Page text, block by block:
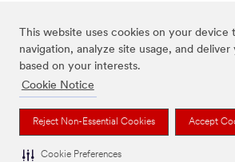
This website uses cookies on your device
navigation, analyze site usage, and
based on your interests.
Cookie Notice
Reject Non-Essential Cookies Accept
Cookie Preferences
3M, Post-it® en de kleur Canary Yellow™ zijn